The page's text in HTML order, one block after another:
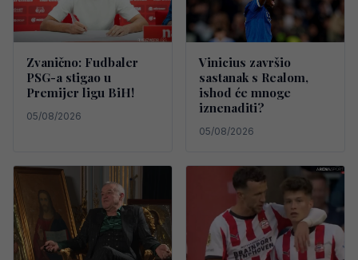
Zvanično: Fudbaler
PSG-a stigao u
Premijer ligu BiH!
05/08/2026
Vinicius završio
sastanak s Realom,
ishod će mnoge
iznenaditi?
05/08/2026